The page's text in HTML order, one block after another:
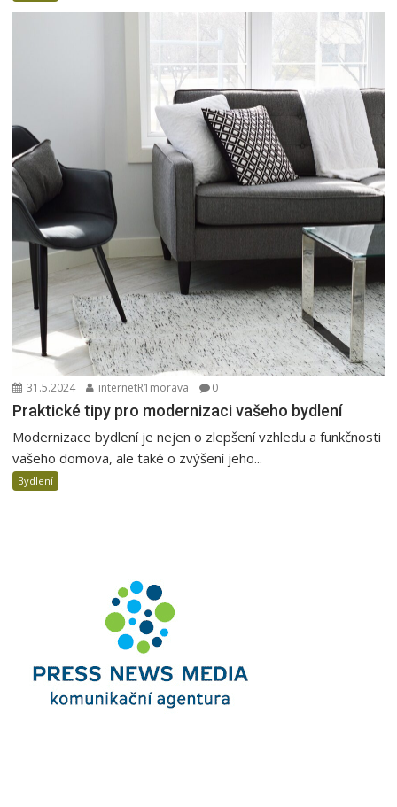
31.5.2024 internetR1morava 0
Praktické tipy pro modernizaci vašeho bydlení
Modernizace bydlení je nejen o zlepšení vzhledu a funkčnosti
vašeho domova, ale také o zvýšení jeho...
Bydlení